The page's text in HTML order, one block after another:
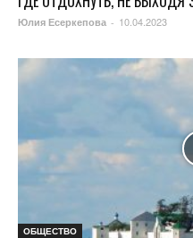
Юлия Есеркепова - 10.04.2023
ОБЩЕСТВО